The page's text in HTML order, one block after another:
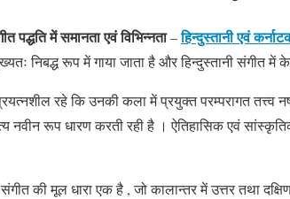
पद्धति में समानता एवं विभिन्नता–हिन्दुस्तानी एवं
निबद्ध रूप में गाया जाता है और हिन्दुस्तानी संगीत में
रहे कि उनकी कला में प्रयुक्त परम्परागत तत्त्व
रूप धारण करती रही है । ऐतिहासिक एवं
की मूल धारा एक है , जो कालान्तर में उत्तर तथा दक्षिण